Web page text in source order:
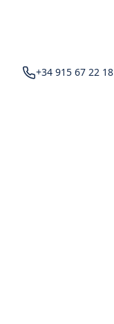
+34 915 67 22 18